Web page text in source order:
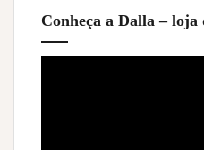
Conheça a Dalla – loja